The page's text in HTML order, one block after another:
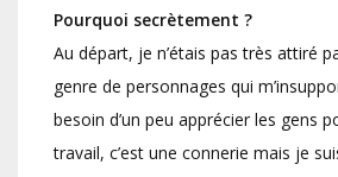
Pourquoi secrètement ?
Au départ, je n’étais pas très attiré
genre de personnages qui
besoin d’un peu apprécier les gens
travail, c’est une connerie mais je